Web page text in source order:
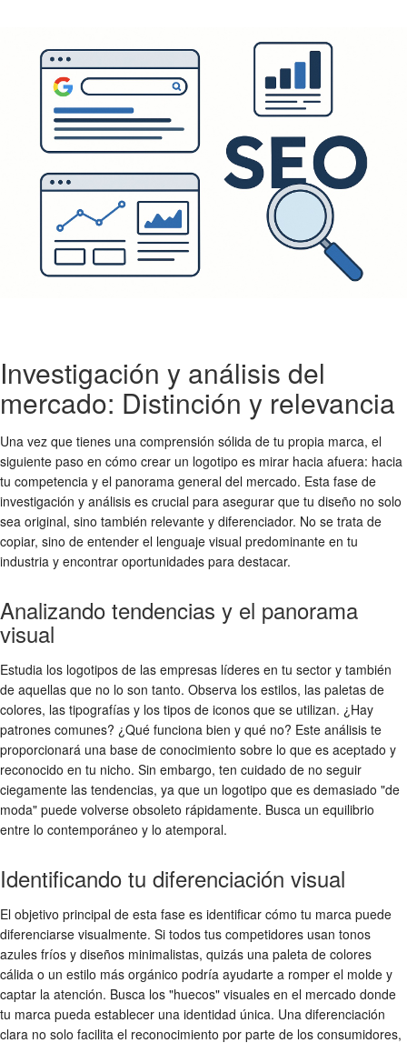
Investigación y análisis del
mercado: Distinción y relevancia
Una vez que tienes una comprensión sólida de tu propia marca, el
siguiente paso en cómo crear un logotipo es mirar hacia afuera: hacia
tu competencia y el panorama general del mercado. Esta fase de
investigación y análisis es crucial para asegurar que tu diseño no solo
sea original, sino también relevante y diferenciador. No se trata de
copiar, sino de entender el lenguaje visual predominante en tu
industria y encontrar oportunidades para destacar.
Analizando tendencias y el panorama
visual
Estudia los logotipos de las empresas líderes en tu sector y también
de aquellas que no lo son tanto. Observa los estilos, las paletas de
colores, las tipografías y los tipos de iconos que se utilizan. ¿Hay
patrones comunes? ¿Qué funciona bien y qué no? Este análisis te
proporcionará una base de conocimiento sobre lo que es aceptado y
reconocido en tu nicho. Sin embargo, ten cuidado de no seguir
ciegamente las tendencias, ya que un logotipo que es demasiado "de
moda" puede volverse obsoleto rápidamente. Busca un equilibrio
entre lo contemporáneo y lo atemporal.
Identificando tu diferenciación visual
El objetivo principal de esta fase es identificar cómo tu marca puede
diferenciarse visualmente. Si todos tus competidores usan tonos
azules fríos y diseños minimalistas, quizás una paleta de colores
cálida o un estilo más orgánico podría ayudarte a romper el molde y
captar la atención. Busca los "huecos" visuales en el mercado donde
tu marca pueda establecer una identidad única. Una diferenciación
clara no solo facilita el reconocimiento por parte de los consumidores,